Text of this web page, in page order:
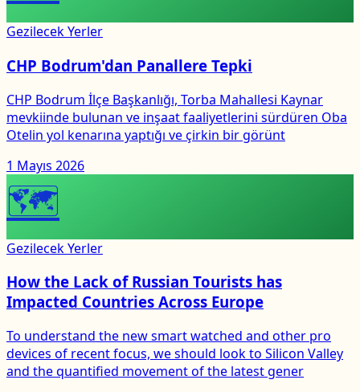
Gezilecek Yerler
CHP Bodrum'dan Panallere Tepki
CHP Bodrum İlçe Başkanlığı, Torba Mahallesi Kaynar
mevkiinde bulunan ve inşaat faaliyetlerini sürdüren Oba
Otelin yol kenarına yaptığı ve çirkin bir görünt
1 Mayıs 2026
🗺
Gezilecek Yerler
How the Lack of Russian Tourists has
Impacted Countries Across Europe
To understand the new smart watched and other pro
devices of recent focus, we should look to Silicon Valley
and the quantified movement of the latest gener